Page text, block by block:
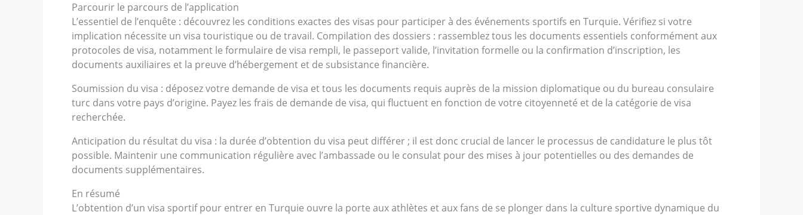
Parcourir le parcours de l’application
L’essentiel de l’enquête : découvrez les conditions exactes des visas pour participer à des événements sportifs en Turquie. Vérifiez si votre
implication nécessite un visa touristique ou de travail. Compilation des dossiers : rassemblez tous les documents essentiels conformément aux
protocoles de visa, notamment le formulaire de visa rempli, le passeport valide, l’invitation formelle ou la confirmation d’inscription, les
documents auxiliaires et la preuve d’hébergement et de subsistance financière.
Soumission du visa : déposez votre demande de visa et tous les documents requis auprès de la mission diplomatique ou du bureau consulaire
turc dans votre pays d’origine. Payez les frais de demande de visa, qui fluctuent en fonction de votre citoyenneté et de la catégorie de visa
recherchée.
Anticipation du résultat du visa : la durée d’obtention du visa peut différer ; il est donc crucial de lancer le processus de candidature le plus tôt
possible. Maintenir une communication régulière avec l’ambassade ou le consulat pour des mises à jour potentielles ou des demandes de
documents supplémentaires.
En résumé
L’obtention d’un visa sportif pour entrer en Turquie ouvre la porte aux athlètes et aux fans de se plonger dans la culture sportive dynamique du